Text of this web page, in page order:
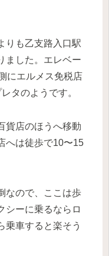
りも乙支路入口駅
ました。エレベー
にエルメス免税店
タのようです。
貨店のほうへ移動
へは徒歩で10〜15
なので、ここは歩
シーに乗るならロ
乗車すると楽そう